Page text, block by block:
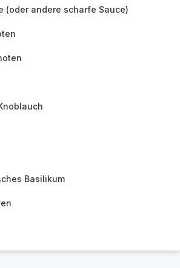
(oder andere scharfe Sauce)
Basilikum